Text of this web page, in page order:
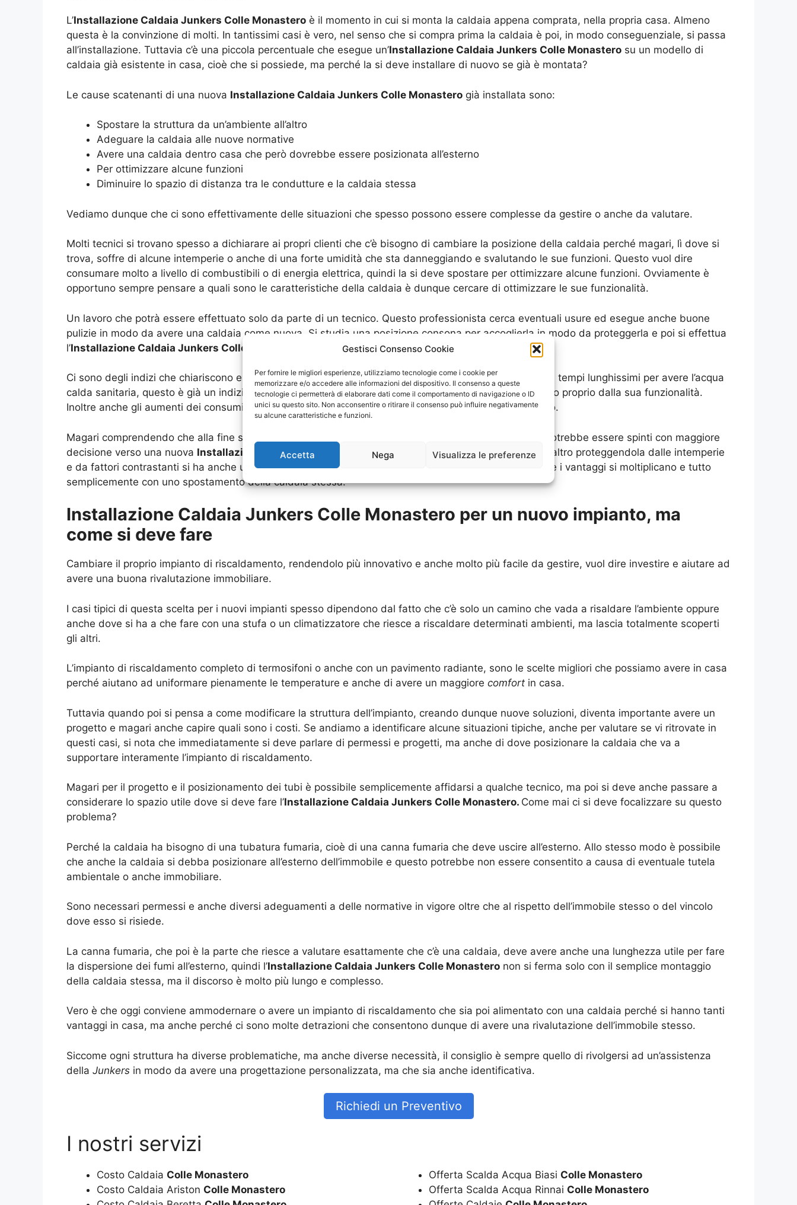
Gestisci Consenso Cookie
Per fornire le migliori esperienze, utilizziamo tecnologie come i cookie per
memorizzare e/o accedere alle informazioni del dispositivo. Il consenso a queste
tecnologie ci permetterà di elaborare dati come il comportamento di navigazione o ID
unici su questo sito. Non acconsentire o ritirare il consenso può influire negativamente
su alcune caratteristiche e funzioni.
Accetta Nega Visualizza le preferenze
L’Installazione Caldaia Junkers Colle Monastero è il momento in cui si monta la caldaia appena comprata, nella propria casa. Almeno
questa è la convinzione di molti. In tantissimi casi è vero, nel senso che si compra prima la caldaia è poi, in modo conseguenziale, si passa
all’installazione. Tuttavia c’è una piccola percentuale che esegue un’Installazione Caldaia Junkers Colle Monastero su un modello di
caldaia già esistente in casa, cioè che si possiede, ma perché la si deve installare di nuovo se già è montata?
Le cause scatenanti di una nuova Installazione Caldaia Junkers Colle Monastero già installata sono:
Spostare la struttura da un’ambiente all’altro
Adeguare la caldaia alle nuove normative
Avere una caldaia dentro casa che però dovrebbe essere posizionata all’esterno
Per ottimizzare alcune funzioni
Diminuire lo spazio di distanza tra le condutture e la caldaia stessa
Vediamo dunque che ci sono effettivamente delle situazioni che spesso possono essere complesse da gestire o anche da valutare.
Molti tecnici si trovano spesso a dichiarare ai propri clienti che c’è bisogno di cambiare la posizione della caldaia perché magari, lì dove si
trova, soffre di alcune intemperie o anche di una forte umidità che sta danneggiando e svalutando le sue funzioni. Questo vuol dire
consumare molto a livello di combustibili o di energia elettrica, quindi la si deve spostare per ottimizzare alcune funzioni. Ovviamente è
opportuno sempre pensare a quali sono le caratteristiche della caldaia è dunque cercare di ottimizzare le sue funzionalità.
Un lavoro che potrà essere effettuato solo da parte di un tecnico. Questo professionista cerca eventuali usure ed esegue anche buone
pulizie in modo da avere una caldaia come nuova. Si studia una posizione consona per accoglierla in modo da proteggerla e poi si effettua
l’Installazione Caldaia Junkers Colle Monastero
Ci sono degli indizi che chiariscono esattamente quali sono i problemi che la caldaia sta avendo, come tempi lunghissimi per avere l’acqua
calda sanitaria, questo è già un indizio che indica che ci sono intemperie o altri elementi che dipendono proprio dalla sua funzionalità.
Inoltre anche gli aumenti dei consumi sono un chiaro “segno” che c’è un rallentamento del meccanismo.
Magari comprendendo che alla fine si hanno diversi svantaggi, tra cui anche i consumi aumentati, si potrebbe essere spinti con maggiore
decisione verso una nuova Installazione Caldaia Junkers Colle Monastero
che già si possiede. Tra l’altro proteggendola dalle intemperie
e da fattori contrastanti si ha anche una maggiore “buona salute” di questa struttura. Dunque ecco che i vantaggi si moltiplicano e tutto
semplicemente con uno spostamento della caldaia stessa.
Installazione Caldaia Junkers Colle Monastero per un nuovo impianto, ma
come si deve fare
Cambiare il proprio impianto di riscaldamento, rendendolo più innovativo e anche molto più facile da gestire, vuol dire investire e aiutare ad
avere una buona rivalutazione immobiliare.
I casi tipici di questa scelta per i nuovi impianti spesso dipendono dal fatto che c’è solo un camino che vada a risaldare l’ambiente oppure
anche dove si ha a che fare con una stufa o un climatizzatore che riesce a riscaldare determinati ambienti, ma lascia totalmente scoperti
gli altri.
L’impianto di riscaldamento completo di termosifoni o anche con un pavimento radiante, sono le scelte migliori che possiamo avere in casa
perché aiutano ad uniformare pienamente le temperature e anche di avere un maggiore comfort in casa.
Tuttavia quando poi si pensa a come modificare la struttura dell’impianto, creando dunque nuove soluzioni, diventa importante avere un
progetto e magari anche capire quali sono i costi. Se andiamo a identificare alcune situazioni tipiche, anche per valutare se vi ritrovate in
questi casi, si nota che immediatamente si deve parlare di permessi e progetti, ma anche di dove posizionare la caldaia che va a
supportare interamente l’impianto di riscaldamento.
Magari per il progetto e il posizionamento dei tubi è possibile semplicemente affidarsi a qualche tecnico, ma poi si deve anche passare a
considerare lo spazio utile dove si deve fare l’Installazione Caldaia Junkers Colle Monastero. Come mai ci si deve focalizzare su questo
problema?
Perché la caldaia ha bisogno di una tubatura fumaria, cioè di una canna fumaria che deve uscire all’esterno. Allo stesso modo è possibile
che anche la caldaia si debba posizionare all’esterno dell’immobile e questo potrebbe non essere consentito a causa di eventuale tutela
ambientale o anche immobiliare.
Sono necessari permessi e anche diversi adeguamenti a delle normative in vigore oltre che al rispetto dell’immobile stesso o del vincolo
dove esso si risiede.
La canna fumaria, che poi è la parte che riesce a valutare esattamente che c’è una caldaia, deve avere anche una lunghezza utile per fare
la dispersione dei fumi all’esterno, quindi l’Installazione Caldaia Junkers Colle Monastero non si ferma solo con il semplice montaggio
della caldaia stessa, ma il discorso è molto più lungo e complesso.
Vero è che oggi conviene ammodernare o avere un impianto di riscaldamento che sia poi alimentato con una caldaia perché si hanno tanti
vantaggi in casa, ma anche perché ci sono molte detrazioni che consentono dunque di avere una rivalutazione dell’immobile stesso.
Siccome ogni struttura ha diverse problematiche, ma anche diverse necessità, il consiglio è sempre quello di rivolgersi ad un’assistenza
della Junkers in modo da avere una progettazione personalizzata, ma che sia anche identificativa.
Richiedi un Preventivo
I nostri servizi
Costo Caldaia Colle Monastero
Costo Caldaia Ariston Colle Monastero
Offerta Scalda Acqua Biasi Colle Monastero
Offerta Scalda Acqua Rinnai Colle Monastero